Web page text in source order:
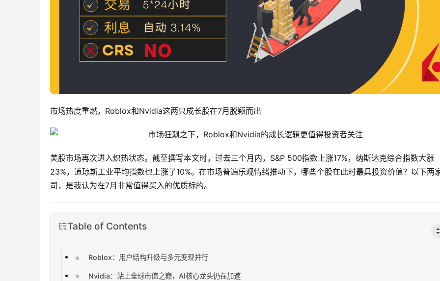
市场热度重燃，Roblox和Nvidia这两只成长股在7月脱颖而出
美股市场再次进入炽热状态。截至撰写本文时，过去三个月内，S&P 500指数上涨17%，纳斯达克综合指数大涨
23%，道琼斯工业平均指数也上涨了10%。在市场普遍乐观情绪推动下，哪些个股在此时最具投资价值？以下两
司，是我认为在7月非常值得买入的优质标的。
Table of Contents
Roblox：用户结构升级与多元变现并行
Nvidia：站上全球市值之巅，AI核心龙头仍在加速